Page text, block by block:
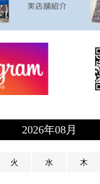
2026年08月
火 水 木